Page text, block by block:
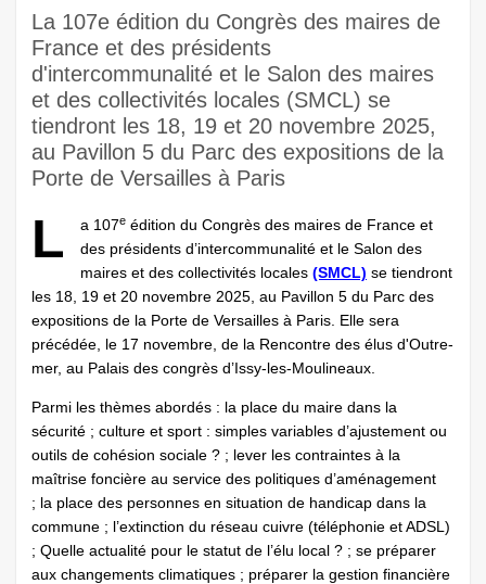
La 107e édition du Congrès des maires de
France et des présidents
d'intercommunalité et le Salon des maires
et des collectivités locales (SMCL) se
tiendront les 18, 19 et 20 novembre 2025,
au Pavillon 5 du Parc des expositions de la
Porte de Versailles à Paris
L a 107e édition du Congrès des maires de France et
des présidents d’intercommunalité et le Salon des
maires et des collectivités locales (SMCL) se tiendront
les 18, 19 et 20 novembre 2025, au Pavillon 5 du Parc des
expositions de la Porte de Versailles à Paris. Elle sera
précédée, le 17 novembre, de la Rencontre des élus d'Outre-
mer, au Palais des congrès d’Issy-les-Moulineaux.
Parmi les thèmes abordés : la place du maire dans la
sécurité ; culture et sport : simples variables d’ajustement ou
outils de cohésion sociale ? ; lever les contraintes à la
maîtrise foncière au service des politiques d’aménagement
; la place des personnes en situation de handicap dans la
commune ; l’extinction du réseau cuivre (téléphonie et ADSL)
; Quelle actualité pour le statut de l’élu local ? ; se préparer
aux changements climatiques ; préparer la gestion financière